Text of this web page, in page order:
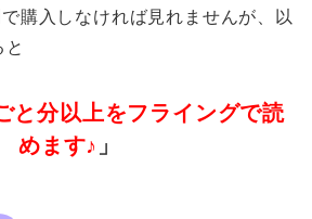
で購入しなければ見れませんが、以
と分以上をフライングで読
めます♪ 」